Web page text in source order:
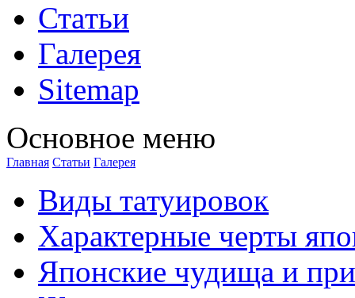
Стaтьи
Галерея
Sitemap
Оснoвнoе меню
Главная Стaтьи Галерея
Виды тaтуировок
Характерные черты
Японские чудища и